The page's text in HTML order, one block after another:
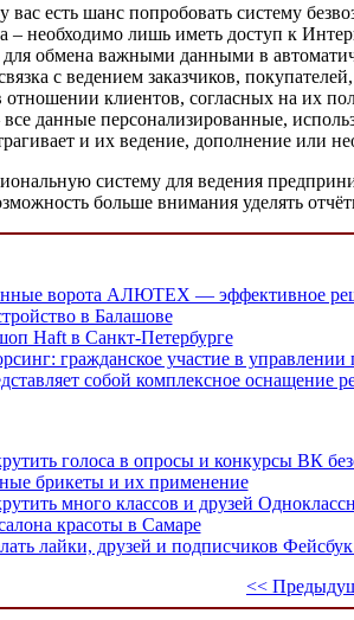
вас есть шанс попробовать систему
– необходимо лишь иметь доступ к
для обмена важными данными в
с ведением заказчиков,
клиентов, согласных на их
данные персонализированные,
и их ведение, дополнение
систему для ведения
больше внимания уделять
ворота АЛЮТЕХ — эффективное
в Балашове
Haft в Санкт-Петербурге
гражданское участие в управлении
собой комплексное оснащение
голоса в опросы и конкурсы ВК
брикеты и их применение
много классов и друзей
красоты в Самаре
лайки, друзей и подписчиков
<<